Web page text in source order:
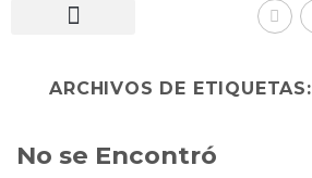
ARCHIVOS DE ETIQUETAS:
No se Encontró